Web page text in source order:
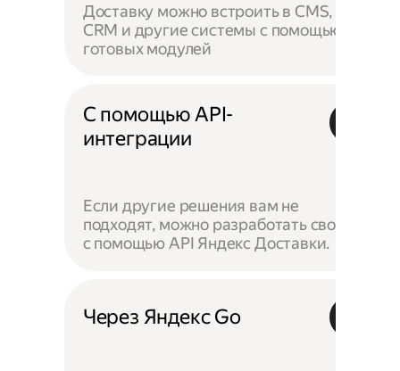
Доставку можно встроить в CMS,
CRM и другие системы с помощью
готовых модулей
С помощью API-
интеграции
Если другие решения вам не
подходят, можно разработать своё —
с помощью API Яндекс Доставки.
Через Яндекс Go